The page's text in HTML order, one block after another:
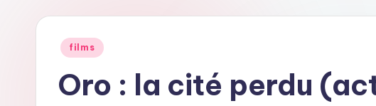
video
complet
français
Posted
films
Oro : la cité perdu